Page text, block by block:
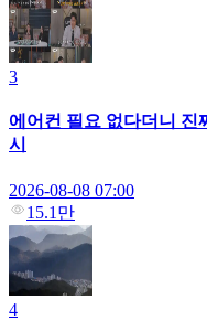
3
에어컨 필요 없다더니
시
2026-08-08 07:00
15.1만
4